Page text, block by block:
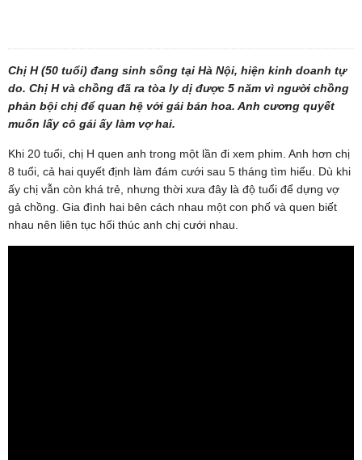
Chị H (50 tuổi) đang sinh sống tại Hà Nội, hiện kinh doanh tự
do. Chị H và chồng đã ra tòa ly dị được 5 năm vì người chồng
phản bội chị để quan hệ với gái bán hoa. Anh cương quyết
muốn lấy cô gái ấy làm vợ hai.
Khi 20 tuổi, chị H quen anh trong một lần đi xem phim. Anh hơn chị
8 tuổi, cả hai quyết định làm đám cưới sau 5 tháng tìm hiểu. Dù khi
ấy chị vẫn còn khá trẻ, nhưng thời xưa đây là độ tuổi để dựng vợ
gả chồng. Gia đình hai bên cách nhau một con phố và quen biết
nhau nên liên tục hối thúc anh chị cưới nhau.